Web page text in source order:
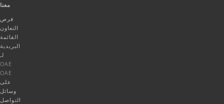
معنا
فرص
التعاون
القائمة
البريدية
لـ
OAE
OAE
على
وسائل
التواصل